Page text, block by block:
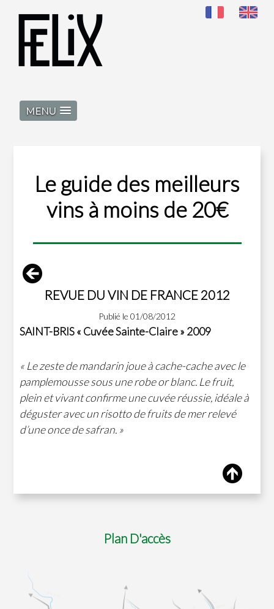
MENU
Le guide des meilleurs
vins à moins de 20€
REVUE DU VIN DE FRANCE 2012
Publié le 01/08/2012
SAINT-BRIS « Cuvée Sainte-Claire » 2009
« Le zeste de mandarin joue à cache-cache avec le
pamplemousse sous une robe or blanc. Le fruit,
plein et vivant confirme une cuvée réussie, idéale à
déguster avec un risotto de fruits de mer relevé
d’une once de safran. »
Plan D'accès